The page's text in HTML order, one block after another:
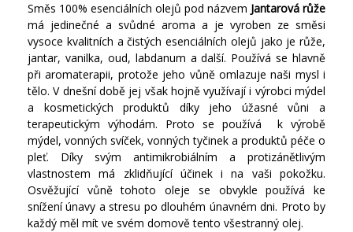
Směs 100% esenciálních olejů pod názvem Jantarová růže
má jedinečné a svůdné aroma a je vyroben ze směsi
vysoce kvalitních a čistých esenciálních olejů jako je růže,
jantar, vanilka, oud, labdanum a další. Používá se hlavně
při aromaterapii, protože jeho vůně omlazuje naši mysl i
tělo. V dnešní době jej však hojně využívají i výrobci mýdel
a kosmetických produktů díky jeho úžasné vůni a
terapeutickým výhodám. Proto se používá k výrobě
mýdel, vonných svíček, vonných tyčinek a produktů péče o
pleť. Díky svým antimikrobiálním a protizánětlivým
vlastnostem má zklidňující účinek i na vaši pokožku.
Osvěžující vůně tohoto oleje se obvykle používá ke
snížení únavy a stresu po dlouhém únavném dni. Proto by
každý měl mít ve svém domově tento všestranný olej.